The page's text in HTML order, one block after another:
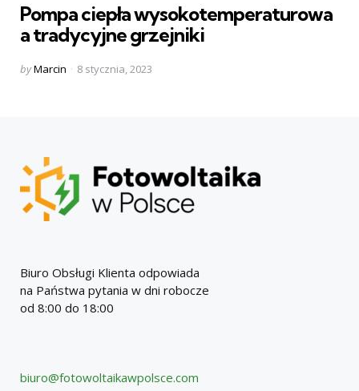
Pompa ciepła wysokotemperaturowa
a tradycyjne grzejniki
Posted
byMarcin 8 stycznia, 2023
Biuro Obsługi Klienta odpowiada
na Państwa pytania w dni robocze
od 8:00 do 18:00
biuro@fotowoltaikawpolsce.com